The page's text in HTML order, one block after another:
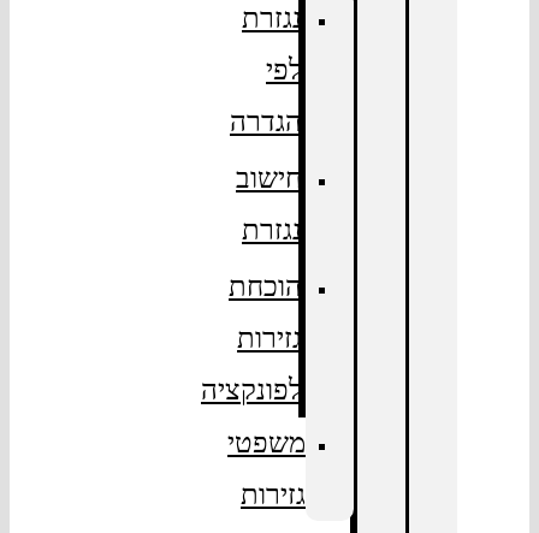
נגזרת
הגדרה
חישוב
נגזרת
הוכחת
גזירות
לפונקציה
משפטי
גזירות